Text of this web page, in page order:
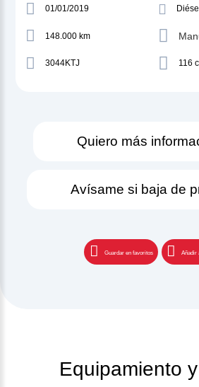
01/01/2019 Diésel
148.000 km
3044KTJ 116
Quiero más
Avísame si baja de
Guardar en favoritos Añadir
Equipamiento